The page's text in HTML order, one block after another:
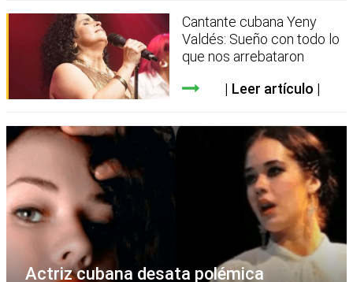
Cantante cubana Yeny
Valdés: Sueño con todo lo
que nos arrebataron
Leer artículo
Actriz cubana desata polémica